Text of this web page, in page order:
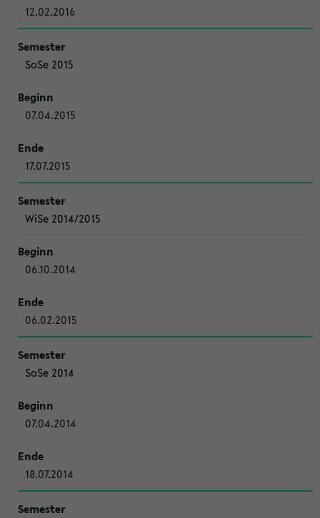
12.02.2016
SoSe 2015
07.04.2015
17.07.2015
WiSe 2014/2015
06.10.2014
06.02.2015
SoSe 2014
07.04.2014
18.07.2014